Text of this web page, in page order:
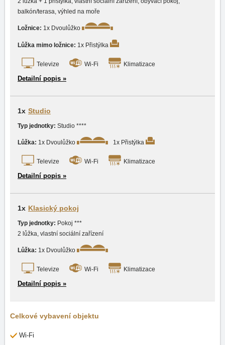
balkón/terasa, výhled na moře
Ložnice: 1x Dvoulůžko
Lůžka mimo ložnice: 1x Přistýlka
Televize Wi-Fi Klimatizace
Detailní popis »
1x studio
Typ jednotky: Studio ****
Lůžka: 1x Dvoulůžko 1x Přistýlka
Televize Wi-Fi Klimatizace
Detailní popis »
1x Klasický pokoj
Typ jednotky: Pokoj ***
2 lůžka, vlastní sociální zařízení
Lůžka: 1x Dvoulůžko
Televize Wi-Fi Klimatizace
Detailní popis »
Celkové vybavení objektu
Wi-Fi